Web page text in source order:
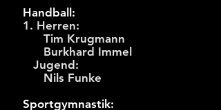
Handball:
1. Herren:
Tim Krugmann
Burkhard Immel
Jugend:
Nils Funke
Sportgymnastik: